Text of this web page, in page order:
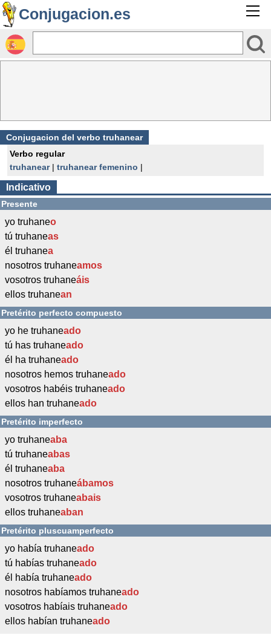
Conjugacion.es
Conjugacion del verbo truhanear
Verbo regular
truhanear| truhanear femenino |
Indicativo
Presente
yo truhaneo
tú truhaneas
él truhanea
nosotros truhaneamos
vosotros truhaneáis
ellos truhanean
Pretérito perfecto compuesto
yo he truhaneado
tú has truhaneado
él ha truhaneado
nosotros hemos truhaneado
vosotros habéis truhaneado
ellos han truhaneado
Pretérito imperfecto
yo truhaneaba
tú truhaneabas
él truhaneaba
nosotros truhaneábamos
vosotros truhaneabais
ellos truhaneaban
Pretérito pluscuamperfecto
yo había truhaneado
tú habías truhaneado
él había truhaneado
nosotros habíamos truhaneado
vosotros habíais truhaneado
ellos habían truhaneado